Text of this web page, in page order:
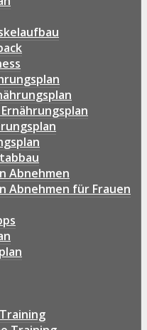
Abnehmen
Abnehmen für Frauen